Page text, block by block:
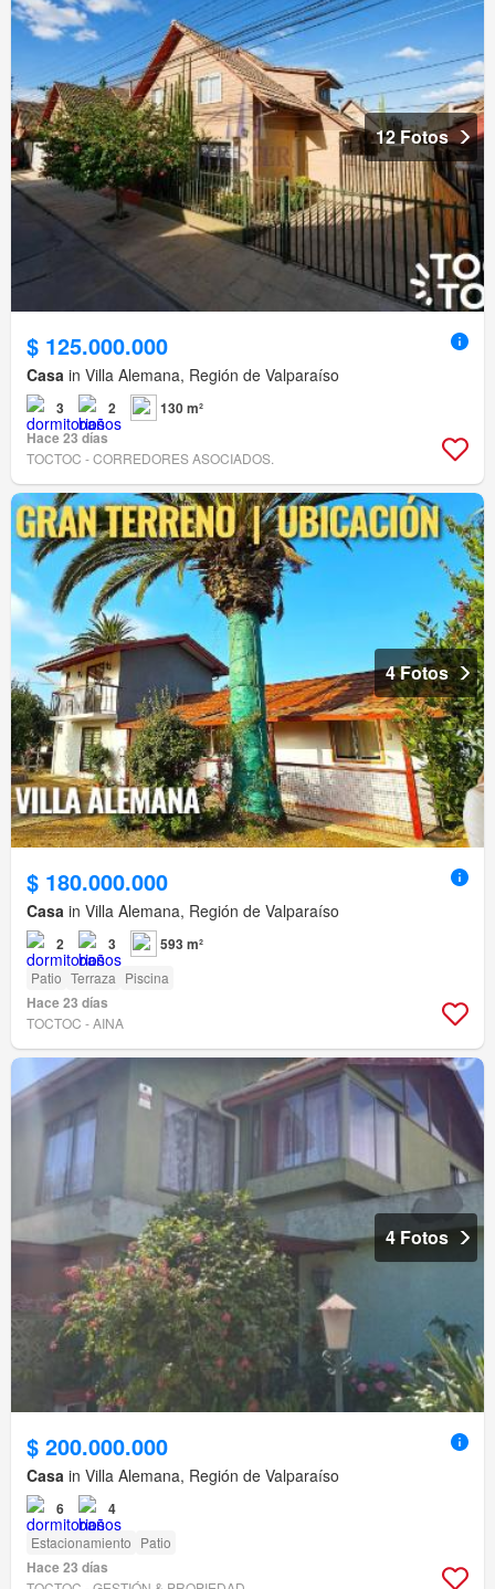
12 Fotos
$ 125.000.000
Casa in Villa Alemana, Región de Valparaíso
3 2
130 m²
Hace 23 días
TOCTOC - CORREDORES ASOCIADOS.
4 Fotos
$ 180.000.000
Casa in Villa Alemana, Región de Valparaíso
2 3 593 m²
Patio Terraza Piscina
Hace 23 días
TOCTOC - AINA
4 Fotos
$ 200.000.000
Casa in Villa Alemana, Región de Valparaíso
6 4
Estacionamiento Patio
Hace 23 días